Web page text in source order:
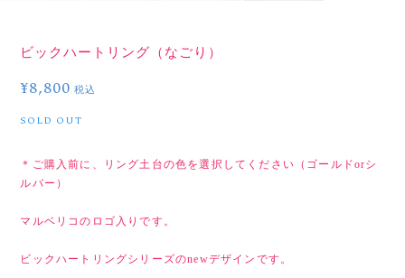
ビックハートリング（なごり）
¥8,800 税込
SOLD OUT
＊ご購入前に、リング土台の色を選択してください（ゴールドorシ
ルバー）
マルベリコのロゴ入りです。
ビックハートリングシリーズのnewデザインです。